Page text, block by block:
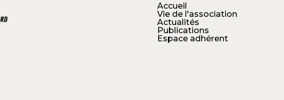
Accueil
Vie de l'association
Actualités
Publications
Espace adhérent